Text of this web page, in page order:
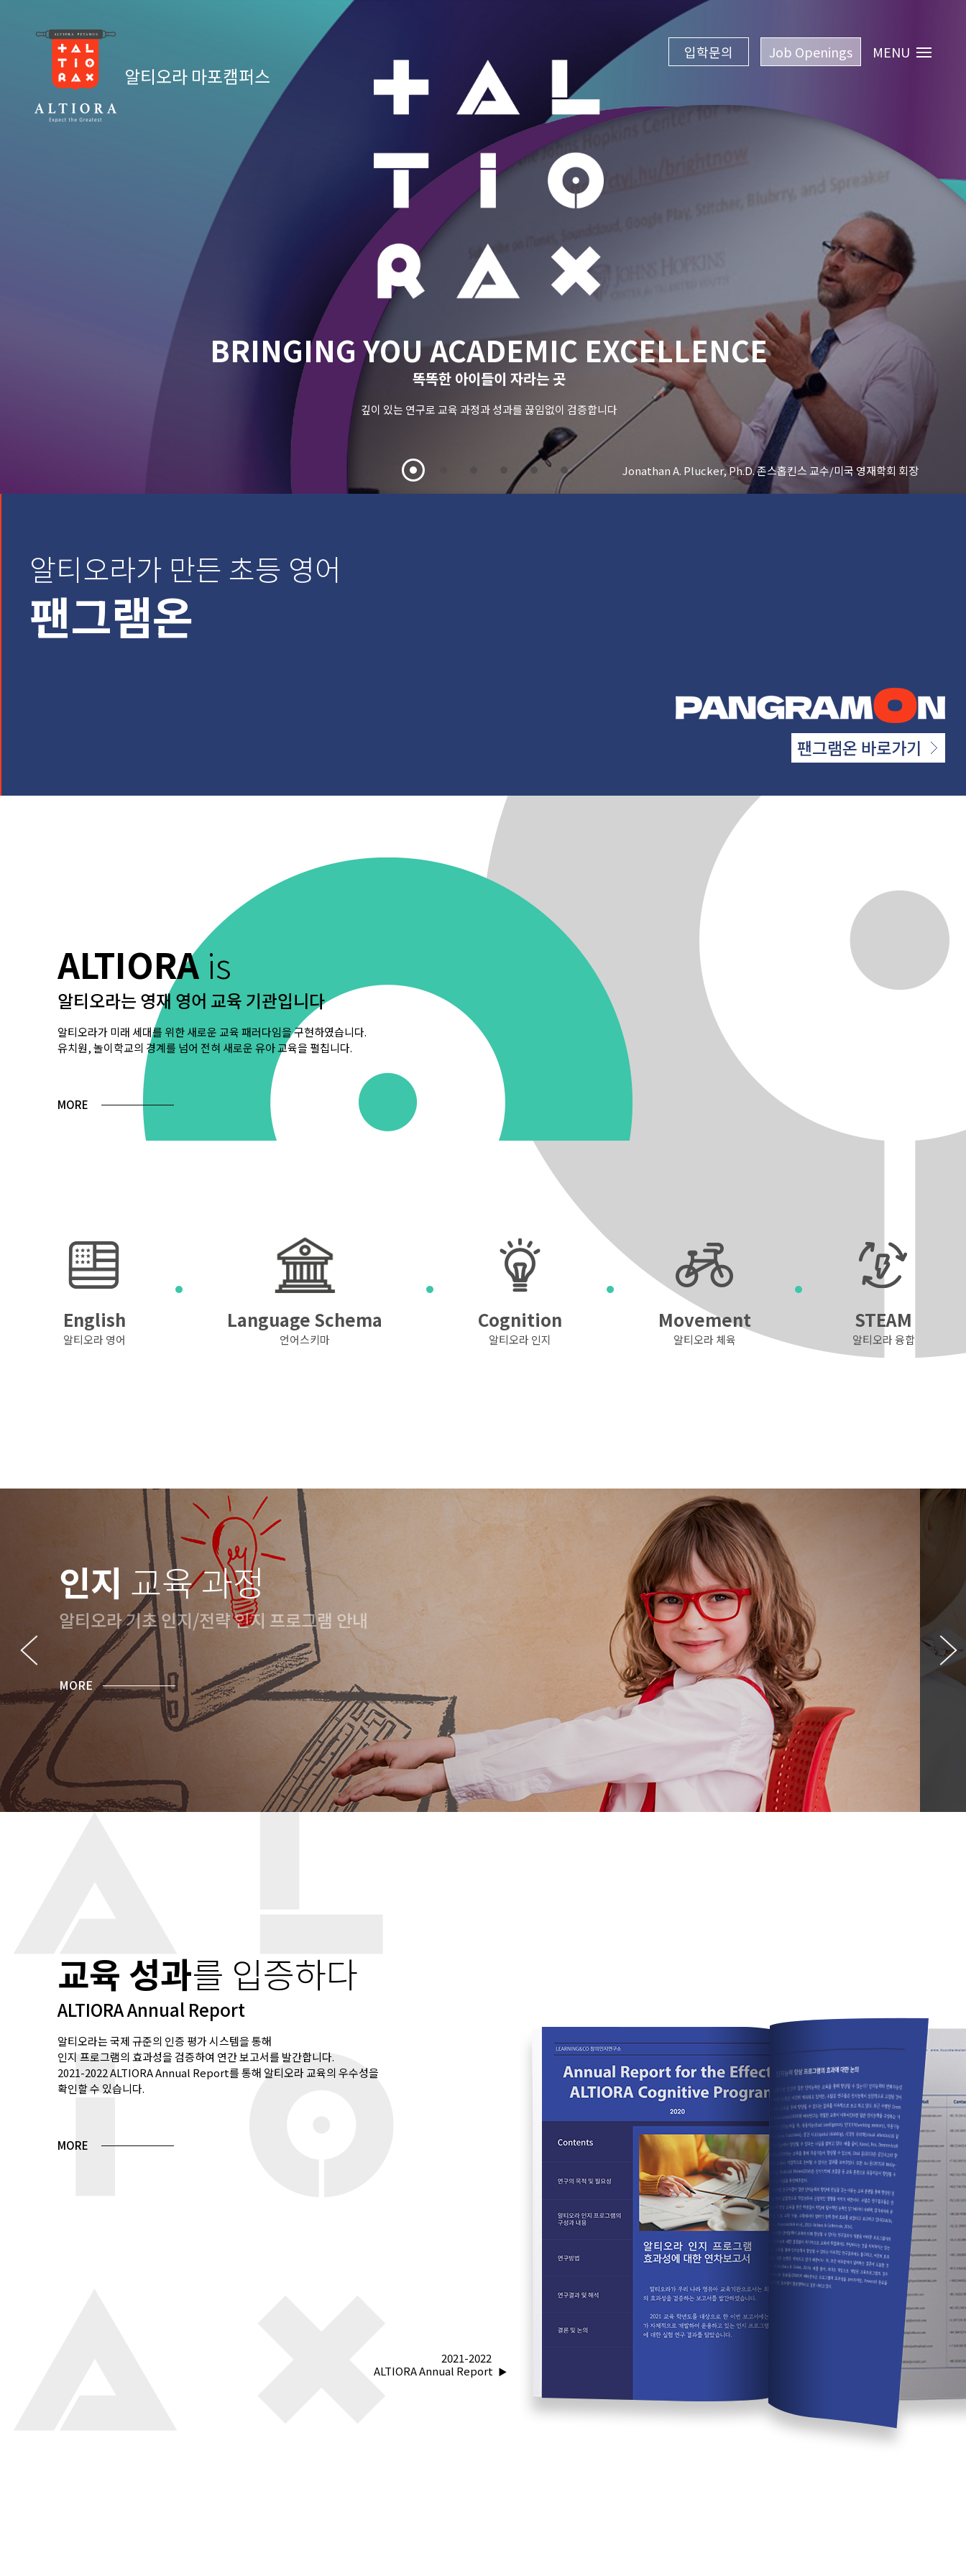
BRINGING YOU ACADEMIC EXCELLENCE
똑똑한 아이들이 자라는 곳
깊이 있는 연구로 교육 과정과 성과를 끊임없이 검증합니다
Jonathan A. Plucker, Ph.D. 존스홉킨스 교수/미국 영재학회 회장
알티오라가 만든 초등 영어
팬그램온
팬그램온 바로가기
ALTIORA is
알티오라는 영재 영어 교육 기관입니다
알티오라가 미래 세대를 위한 새로운 교육 패러다임을 구현하였습니다.
유치원, 놀이학교의 경계를 넘어 전혀 새로운 유아 교육을 펼칩니다.
MORE
English
알티오라 영어
Language Schema
언어스키마
Cognition
알티오라 인지
Movement
알티오라 체육
STEAM
알티오라 융합
교육 성과를 입증하다
ALTIORA Annual Report
알티오라는 국제 규준의 인증 평가 시스템을 통해
인지 프로그램의 효과성을 검증하여 연간 보고서를 발간합니다.
2021-2022 ALTIORA Annual Report를 통해 알티오라 교육의 우수성을
확인할 수 있습니다.
MORE
2021-2022
ALTIORA Annual Report ▶
알티오라 마포캠퍼스
입학문의 Job Openings MENU